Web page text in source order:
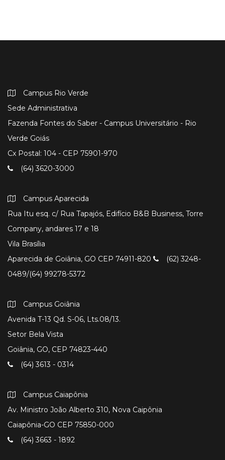
Campus Rio Verde
Sede Administrativa
Fazenda Fontes do Saber - Campus Universitário - Rio
Verde Goiás
Cx Postal: 104 - CEP 75901-970
(64) 3620-3000
Campus Aparecida
Rua Itu esq. c/ Rua Tapajós, Edifício B&B Business, Torre
Company, andares 17 e 18
Vila Brasília
Aparecida de Goiânia, GO CEP 74911-820
(62) 3248-
0489/(64) 99278-5372
Campus Goiânia
Avenida T-13 Qd. S-06, Lts.08/13.
Setor Bela Vista
Goiânia, GO, CEP 74823-440
(64) 3613 - 0314
Campus Caiapônia
Av. Ministro João Alberto 310, Nova Caipônia
Caiapônia-GO CEP 75850-000
(64) 3663 - 1892